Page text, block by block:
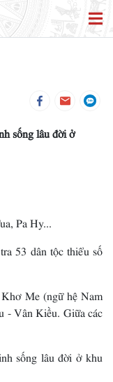
sống lâu đời ở
Pa Hy...
53 dân tộc thiểu số
Me (ngữ hệ Nam
- Vân Kiều. Giữa các
sống lâu đời ở khu